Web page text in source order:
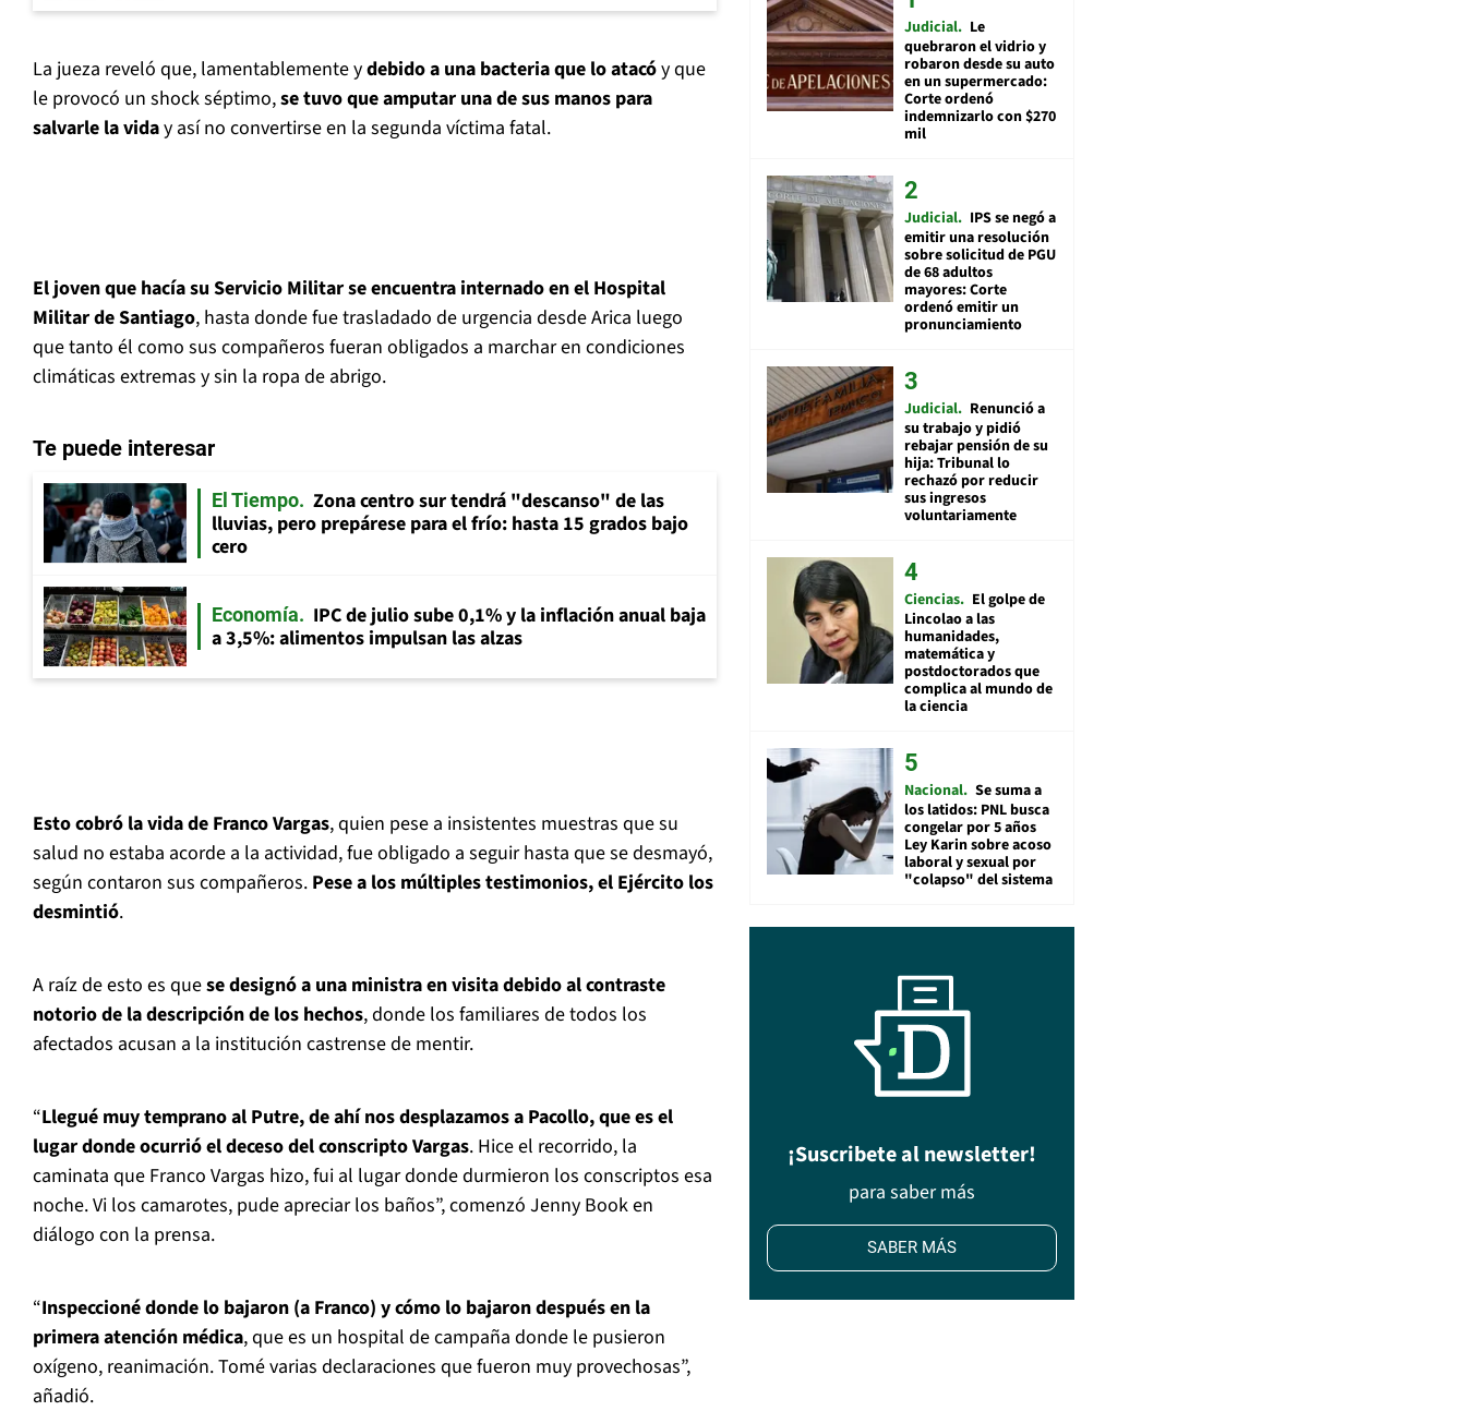
La jueza reveló que, lamentablemente ydebido a una bacteria que lo atacóy que
le provocó un shock séptimo,se tuvo que amputar una de sus manos para
salvarle la viday así no convertirse en la segunda víctima fatal.
El joven que hacía su Servicio Militar se encuentra internado en el Hospital
Militar de Santiago, hasta donde fue trasladado de urgencia desde Arica luego
que tanto él como sus compañeros fueran obligados a marchar en condiciones
climáticas extremas y sin la ropa de abrigo.
Te puede interesar
El Tiempo
Zona centro sur tendrá "descanso" de las
lluvias, pero prepárese para el frío: hasta 15 grados bajo
cero
Economía
IPC de julio sube 0,1% y la inflación anual baja
a 3,5%: alimentos impulsan las alzas
Esto cobró la vida de Franco Vargas, quien pese a insistentes muestras que su
salud no estaba acorde a la actividad, fue obligado a seguir hasta que se desmayó,
según contaron sus compañeros. Pese a los múltiples testimonios, el Ejército los
desmintió.
A raíz de esto es quese designó a una ministra en visita debido al contraste
notorio de la descripción de los hechos, donde los familiares de todos los
afectados acusan a la institución castrense de mentir.
“Llegué muy temprano al Putre, de ahí nos desplazamos a Pacollo, que es el
lugar donde ocurrió el deceso del conscripto Vargas. Hice el recorrido, la
caminata que Franco Vargas hizo, fui al lugar donde durmieron los conscriptos esa
noche. Vi los camarotes, pude apreciar los baños”, comenzó Jenny Book en
diálogo con la prensa.
“Inspeccioné donde lo bajaron (a Franco) y cómo lo bajaron después en la
primera atención médica, que es un hospital de campaña donde le pusieron
oxígeno, reanimación. Tomé varias declaraciones que fueron muy provechosas”,
añadió.
Judicial Le
quebraron el vidrio y
robaron desde su auto
en un supermercado:
Corte ordenó
indemnizarlo con $270
mil
Judicial IPS se negó a
emitir una resolución
sobre solicitud de PGU
de 68 adultos
mayores: Corte
ordenó emitir un
pronunciamiento
Judicial Renunció a
su trabajo y pidió
rebajar pensión de su
hija: Tribunal lo
rechazó por reducir
sus ingresos
voluntariamente
Ciencias El golpe de
Lincolao a las
humanidades,
matemática y
postdoctorados que
complica al mundo de
la ciencia
Nacional Se suma a
los latidos: PNL busca
congelar por 5 años
Ley Karin sobre acoso
laboral y sexual por
"colapso" del sistema
¡Suscribete al newsletter!
para saber más
SABER MÁS